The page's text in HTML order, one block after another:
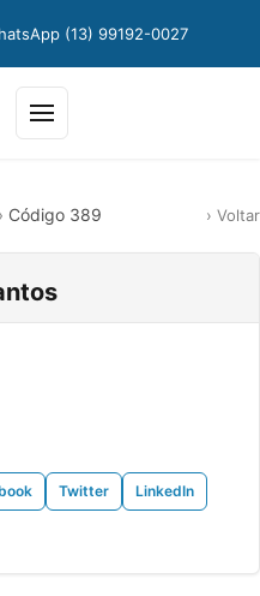
(13) 99192-0027
Abrir menu
Código 389 Voltar
Twitter LinkedIn